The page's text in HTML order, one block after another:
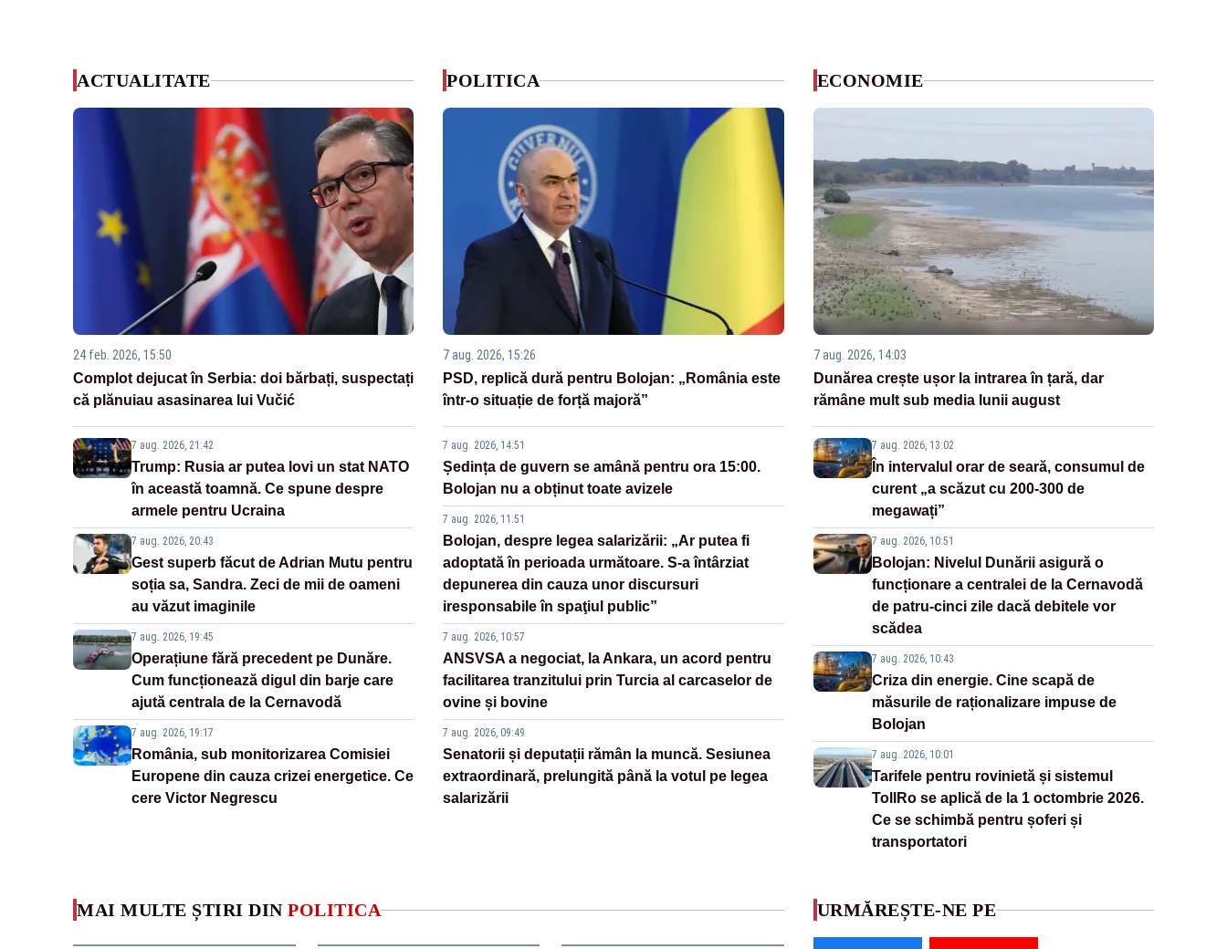
ACTUALITATE
24 feb. 2026, 15:50
Complot dejucat în Serbia: doi bărbați, suspectați
că plănuiau asasinarea lui Vučić
7 aug. 2026, 21:42
Trump: Rusia ar putea lovi un stat NATO
în această toamnă. Ce spune despre
armele pentru Ucraina
7 aug. 2026, 20:43
Gest superb făcut de Adrian Mutu pentru
soția sa, Sandra. Zeci de mii de oameni
au văzut imaginile
7 aug. 2026, 19:45
Operațiune fără precedent pe Dunăre.
Cum funcționează digul din barje care
ajută centrala de la Cernavodă
7 aug. 2026, 19:17
România, sub monitorizarea Comisiei
Europene din cauza crizei energetice. Ce
cere Victor Negrescu
POLITICA
7 aug. 2026, 15:26
PSD, replică dură pentru Bolojan: „România este
într-o situație de forță majoră”
7 aug. 2026, 14:51
Ședința de guvern se amână pentru ora 15:00.
Bolojan nu a obținut toate avizele
7 aug. 2026, 11:51
Bolojan, despre legea salarizării: „Ar putea fi
adoptată în perioada următoare. S-a întârziat
depunerea din cauza unor discursuri
iresponsabile în spaţiul public”
7 aug. 2026, 10:57
ANSVSA a negociat, la Ankara, un acord pentru
facilitarea tranzitului prin Turcia al carcaselor de
ovine și bovine
7 aug. 2026, 09:49
Senatorii și deputații rămân la muncă. Sesiunea
extraordinară, prelungită până la votul pe legea
salarizării
ECONOMIE
7 aug. 2026, 14:03
Dunărea crește ușor la intrarea în țară, dar
rămâne mult sub media lunii august
7 aug. 2026, 13:02
În intervalul orar de seară, consumul de
curent „a scăzut cu 200-300 de
megawați”
7 aug. 2026, 10:51
Bolojan: Nivelul Dunării asigură o
funcționare a centralei de la Cernavodă
de patru-cinci zile dacă debitele vor
scădea
7 aug. 2026, 10:43
Criza din energie. Cine scapă de
măsurile de raționalizare impuse de
Bolojan
7 aug. 2026, 10:01
Tarifele pentru rovinietă și sistemul
TollRo se aplică de la 1 octombrie 2026.
Ce se schimbă pentru șoferi și
transportatori
MAI MULTE ȘTIRI DIN POLITICA URMĂREȘTE-NE PE